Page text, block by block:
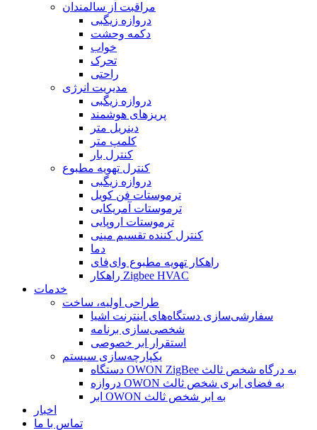
مراقبت از سالمندان
دروازه زیگبی
دکمه وحشت
خواب
تحرک
راحتی
مدیریت انرژی
دروازه زیگبی
پریزهای هوشمند
دینریل متر
کلمپ متر
کنترل بار
کنترل تهویه مطبوع
دروازه زیگبی
ترموستات فن کویل
ترموستات آمریکایی
ترموستات اروپایی
کنترل کننده تقسیم مینی
دما
راهکار تهویه مطبوع وای‌فای
راهکار Zigbee HVAC
خدمات
طراحی اولیه، ساخت
سفارشی‌سازی دستگاه‌های اینترنت اشیا
شخصی‌سازی برنامه
استقرار ابر خصوصی
یکپارچه‌سازی سیستم
دستگاه OWON ZigBee به درگاه شخص ثالث
دروازه OWON به فضای ابری شخص ثالث
ابر OWON به ابر شخص ثالث
اخبار
تماس با ما